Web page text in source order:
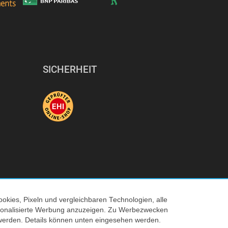
SICHERHEIT
© 2026 Tecedo
Pixeln und vergleichbaren Technologien, alle
Werbung anzuzeigen. Zu Werbezwecken
Details können unten eingesehen werden.